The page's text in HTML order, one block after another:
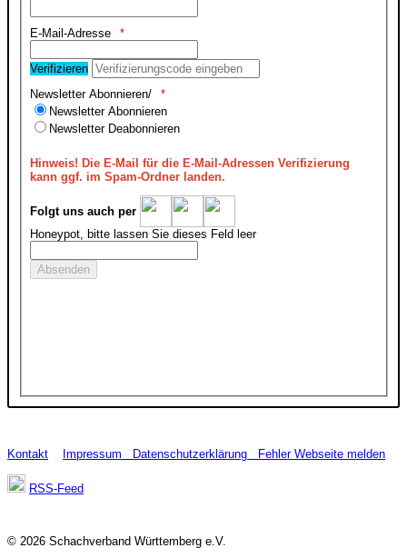
E-Mail-Adresse
Verifizieren
Newsletter Abonnieren/
Newsletter Abonnieren
Newsletter Deabonnieren
Hinweis! Die E-Mail für die E-Mail-Adressen Verifizierung
kann ggf. im Spam-Ordner landen.
Folgt uns auch per
Honeypot, bitte lassen Sie dieses Feld leer
Kontakt Impressum Datenschutzerklärung Fehler Webseite melden
RSS-Feed
© 2026 Schachverband Württemberg e.V.